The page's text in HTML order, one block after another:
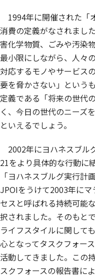
1994年に開催された「
消費の定義がなされまし
害化学物質、ごみや汚染
最小限にしながら、人々
対応するモノやサービス
要を脅かさない」という
定義である「将来の世代
く、今日の世代のニーズ
といえるでしょう。
2002年にヨハネスブル
21をより具体的な行動に
「ヨハネスブルグ実行
JPOIをうけて2003年に
セスと呼ばれる持続可能
択されました。そのもと
ライフスタイルに関して
心となってタスクフォー
活動してきました。この
スクフォースの報告書に